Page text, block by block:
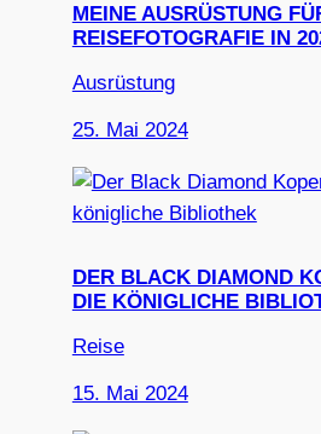
MEINE AUSRÜSTUNG
REISEFOTOGRAFIE IN
Ausrüstung
25. Mai 2024
DER BLACK DIAMOND
DIE KÖNIGLICHE
Reise
15. Mai 2024